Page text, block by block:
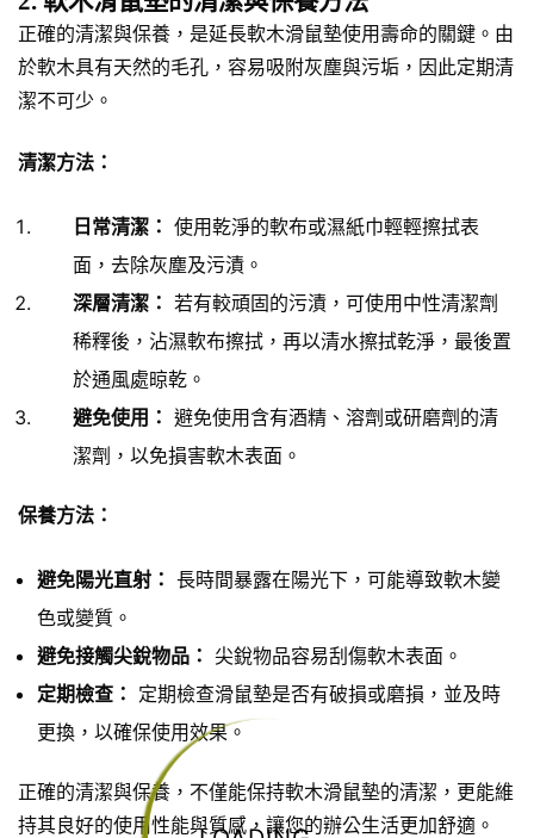
正確的清潔與保養，是延長軟木滑鼠墊使用壽命的關鍵。由
於軟木具有天然的毛孔，容易吸附灰塵與污垢，因此定期清
潔不可少。
清潔方法：
日常清潔： 使用乾淨的軟布或濕紙巾輕輕擦拭表
面，去除灰塵及污漬。
深層清潔： 若有較頑固的污漬，可使用中性清潔劑
稀釋後，沾濕軟布擦拭，再以清水擦拭乾淨，最後置
於通風處晾乾。
避免使用： 避免使用含有酒精、溶劑或研磨劑的清
潔劑，以免損害軟木表面。
保養方法：
避免陽光直射： 長時間暴露在陽光下，可能導致軟木變
色或變質。
避免接觸尖銳物品： 尖銳物品容易刮傷軟木表面。
定期檢查： 定期檢查滑鼠墊是否有破損或磨損，並及時
更換，以確保使用效果。
正確的清潔與保養，不僅能保持軟木滑鼠墊的清潔，更能維
持其良好的使用性能與質感，讓您的辦公生活更加舒適。